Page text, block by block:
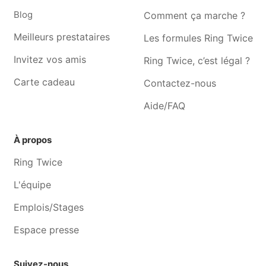
Couturière Frameries
Couturière Bernissart
Blog
Meilleurs prestataires
Invitez vos amis
Carte cadeau
Comment ça marche ?
Les formules Ring Twice
Ring Twice, c’est légal ?
Contactez-nous
Aide/FAQ
À propos
Ring Twice
L'équipe
Emplois/Stages
Espace presse